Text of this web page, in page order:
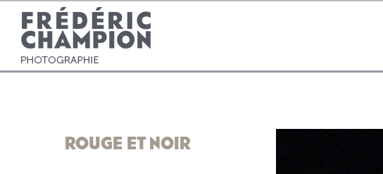
ROUGE ET NOIR